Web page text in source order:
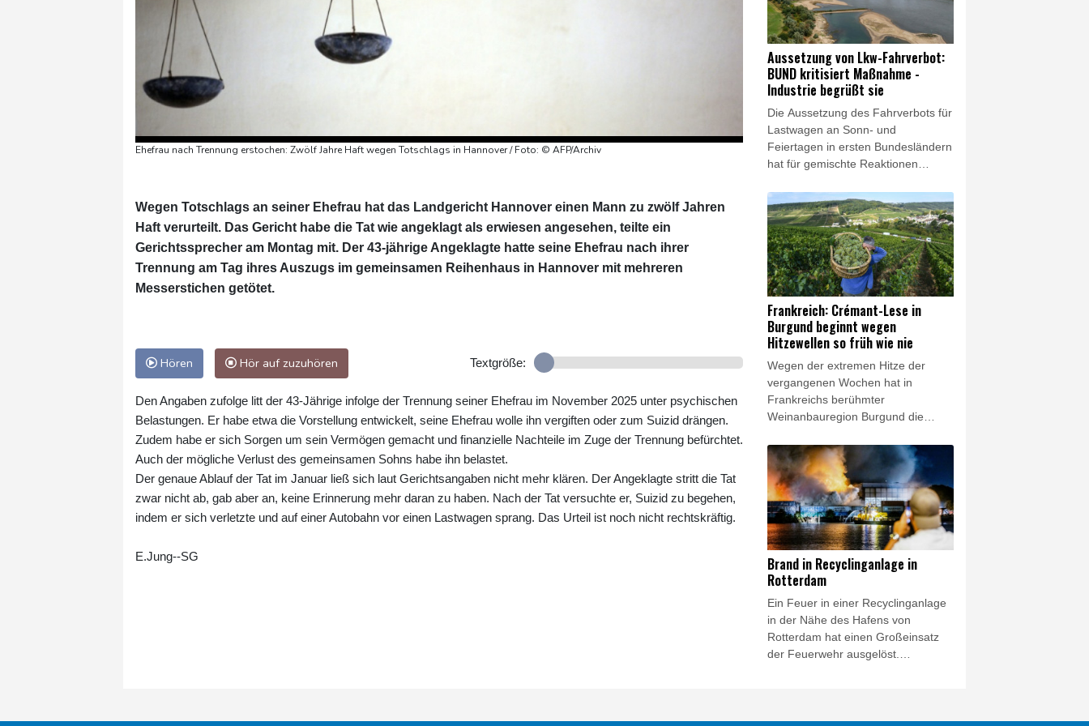
Ehefrau nach Trennung erstochen: Zwölf Jahre Haft wegen Totschlags in Hannover / Foto: © AFP/Archiv
Wegen Totschlags an seiner Ehefrau hat das Landgericht Hannover einen Mann zu zwölf Jahren
Haft verurteilt. Das Gericht habe die Tat wie angeklagt als erwiesen angesehen, teilte ein
Gerichtssprecher am Montag mit. Der 43-jährige Angeklagte hatte seine Ehefrau nach ihrer
Trennung am Tag ihres Auszugs im gemeinsamen Reihenhaus in Hannover mit mehreren
Messerstichen getötet.
Hören Hör auf zuzuhören Textgröße:
Den Angaben zufolge litt der 43-Jährige infolge der Trennung seiner Ehefrau im November 2025 unter psychischen
Belastungen. Er habe etwa die Vorstellung entwickelt, seine Ehefrau wolle ihn vergiften oder zum Suizid drängen.
Zudem habe er sich Sorgen um sein Vermögen gemacht und finanzielle Nachteile im Zuge der Trennung befürchtet.
Auch der mögliche Verlust des gemeinsamen Sohns habe ihn belastet.
Der genaue Ablauf der Tat im Januar ließ sich laut Gerichtsangaben nicht mehr klären. Der Angeklagte stritt die Tat
zwar nicht ab, gab aber an, keine Erinnerung mehr daran zu haben. Nach der Tat versuchte er, Suizid zu begehen,
indem er sich verletzte und auf einer Autobahn vor einen Lastwagen sprang. Das Urteil ist noch nicht rechtskräftig.
E.Jung--SG
bisherigen Erkenntnissen versuchte
der Pilot noch in der Luft einen
Gesamtrettungsschirm zu öffnen,
was allerdings misslang.
Aussetzung von Lkw-Fahrverbot:
BUND kritisiert Maßnahme -
Industrie begrüßt sie
Die Aussetzung des Fahrverbots für
Lastwagen an Sonn- und
Feiertagen in ersten Bundesländern
hat für gemischte Reaktionen
BUND kritisierte die Maßnahme am
Samstag scharf: Es sei keine
Lösung, wegen des Niedrigwassers
in Flüssen "den Schiffstransport
jetzt durch hunderte oder tausende
Lkw-Fahrten zu ersetzen", sagte
Verbandschef Olaf Bandt der
"Rheinischen Post". Begrüßt wurde
der Schritt dagegen vom
Bundesverband der Deutschen
Industrie (BDI).
Frankreich: Crémant-Lese in
Burgund beginnt wegen
Hitzewellen so früh wie nie
Wegen der extremen Hitze der
vergangenen Wochen hat in
Frankreichs berühmter
Weinanbauregion Burgund die
begonnen. In seiner fast 40-jährigen
Tätigkeit als Winzer habe er noch
nie eine so frühe Weinlese erlebt,
sagte der Präsident der
Produktionsvereinigung Cave de
Lugny im Département Saône-et-
Loire, Marc Sangoy, der
Nachrichtenagentur AFP. "Die
Rekorde fallen. Es geht schnell",
sagte er.
Brand in Recyclinganlage in
Rotterdam
Ein Feuer in einer Recyclinganlage
in der Nähe des Hafens von
Rotterdam hat einen Großeinsatz
der Feuerwehr ausgelöst.
Brandherden waren in der Nacht